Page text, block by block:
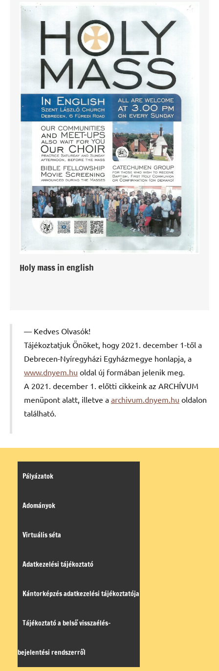
Holy mass in english
Kedves Olvasók!
Tájékoztatjuk Önöket, hogy 2021. december 1-től a
Debrecen-Nyíregyházi Egyházmegye honlapja, a
www.dnyem.hu oldal új formában jelenik meg.
A 2021. december 1. előtti cikkeink az ARCHÍVUM
menüpont alatt, illetve a archivum.dnyem.hu oldalon
található.
Pályázatok
Adományok
Virtuális séta
Adatkezelési tájékoztató
Kántorképzés adatkezelési tájékoztatója
Tájékoztató a belső visszaélés-
bejelentési rendszerről